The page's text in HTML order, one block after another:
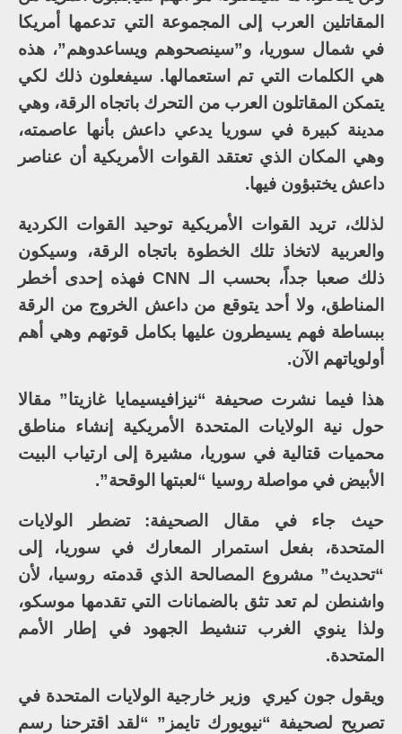
المقاتلين العرب إلى المجموعة التي تدعمها أمريكا
في شمال سوريا، و”سينصحوهم ويساعدوهم”، هذه
هي الكلمات التي تم استعمالها. سيفعلون ذلك لكي
يتمكن المقاتلون العرب من التحرك باتجاه الرقة، وهي
مدينة كبيرة في سوريا يدعي داعش بأنها عاصمته،
وهي المكان الذي تعتقد القوات الأمريكية أن عناصر
داعش يختبؤون فيها.
لذلك، تريد القوات الأمريكية توحيد القوات الكردية
والعربية لاتخاذ تلك الخطوة باتجاه الرقة، وسيكون
ذلك صعبا جداً، بحسب الـ CNN فهذه إحدى أخطر
المناطق، ولا أحد يتوقع من داعش الخروج من الرقة
ببساطة فهم يسيطرون عليها بكامل قوتهم وهي أهم
أولوياتهم الآن.
هذا فيما نشرت صحيفة “نيزافيسيمايا غازيتا” مقالا
حول نية الولايات المتحدة الأمريكية إنشاء مناطق
محميات قتالية في سوريا، مشيرة إلى ارتياب البيت
الأبيض في مواصلة روسيا “لعبتها الوقحة”.
حيث جاء في مقال الصحيفة: تضطر الولايات
المتحدة، بفعل استمرار المعارك في سوريا، إلى
“تحديث” مشروع المصالحة الذي قدمته روسيا، لأن
واشنطن لم تعد تثق بالضمانات التي تقدمها موسكو،
ولذا ينوي الغرب تنشيط الجهود في إطار الأمم
المتحدة.
ويقول جون كيري وزير خارجية الولايات المتحدة في
تصريح لصحيفة “نيويورك تايمز” “لقد اقترحنا رسم